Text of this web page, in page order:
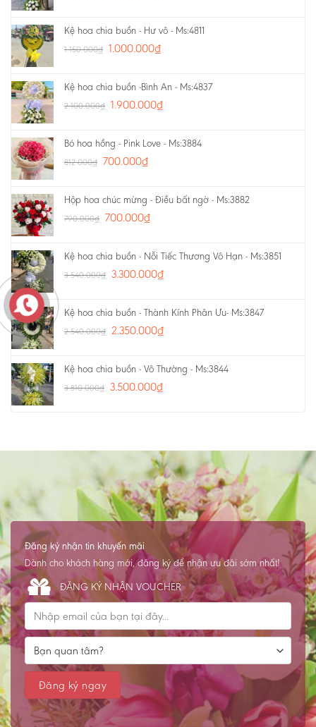
Kệ hoa chia buồn - Hư vô - Ms:4811
1.150.000₫ 1.000.000₫
Kệ hoa chia buồn -Bình An - Ms:4837
2.100.000₫ 1.900.000₫
Bó hoa hồng - Pink Love - Ms:3884
812.000₫ 700.000₫
Hộp hoa chúc mừng - Điều bất ngờ - Ms:3882
790.000₫ 700.000₫
Kệ hoa chia buồn - Nỗi Tiếc Thương Vô Hạn - Ms:3851
3.540.000₫ 3.300.000₫
Kệ hoa chia buồn - Thành Kính Phân Ưu- Ms:3847
2.540.000₫ 2.350.000₫
Kệ hoa chia buồn - Vô Thường - Ms:3844
3.810.000₫ 3.500.000₫
Đăng ký nhận tin khuyến mãi
Dành cho khách hàng mới, đăng ký để nhận ưu đãi sớm nhất!
ĐĂNG KÝ NHẬN VOUCHER